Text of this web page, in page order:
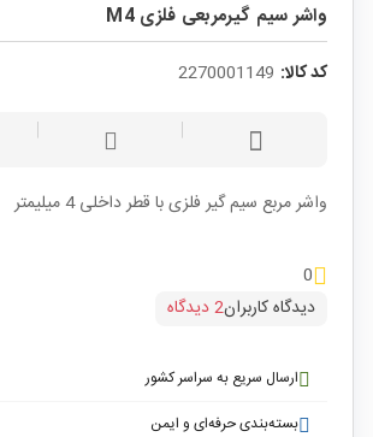
واشر سیم گیرمربعی فلزی M4
کد کالا: 2270001149
واشر مربع سیم گیر فلزی با قطر داخلی 4 میلیمتر
0
دیدگاه کاربران2 دیدگاه
ارسال سریع به سراسر کشور
بسته‌بندی حرفه‌ای و ایمن